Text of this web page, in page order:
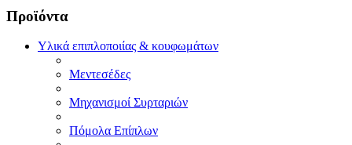
Προϊόντα
Υλικά επιπλοποιίας & κουφωμάτων
Μεντεσέδες
Μηχανισμοί Συρταριών
Πόμολα Επίπλων